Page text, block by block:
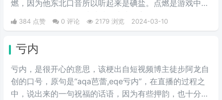
燃，因为他东北口音所以听起来是碘盐。点燃是游戏中的
384 点赞 0 评论 2179 浏览 2024-03-10
亏内
亏内，是很开心的意思，该梗出自短视频博主徒步阿龙自
创的口号，原句是“aqa芭蕾,eqe亏内”，在直播的过程之
中，说出来的一句祝福的话语，因为有些押韵，也十分的